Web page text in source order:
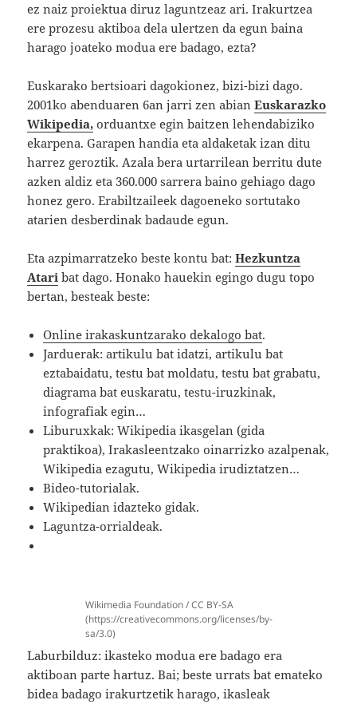
ez naiz proiektua diruz laguntzeaz ari. Irakurtzea
ere prozesu aktiboa dela ulertzen da egun baina
harago joateko modua ere badago, ezta?
Euskarako bertsioari dagokionez, bizi-bizi dago.
2001ko abenduaren 6an jarri zen abianEuskarazko
Wikipedia, orduantxe egin baitzen lehendabiziko
ekarpena. Garapen handia eta aldaketak izan ditu
harrez geroztik. Azala bera urtarrilean berritu dute
azken aldiz eta 360.000 sarrera baino gehiago dago
honez gero. Erabiltzaileek dagoeneko sortutako
atarien desberdinak badaude egun.
Eta azpimarratzeko beste kontu bat:Hezkuntza
Atari bat dago. Honako hauekin egingo dugu topo
bertan, besteak beste:
Online irakaskuntzarako dekalogo bat.
Jarduerak: artikulu bat idatzi, artikulu bat
eztabaidatu, testu bat moldatu, testu bat grabatu,
diagrama bat euskaratu, testu-iruzkinak,
infografiak egin…
Liburuxkak: Wikipedia ikasgelan (gida
praktikoa), Irakasleentzako oinarrizko azalpenak,
Wikipedia ezagutu, Wikipedia irudiztatzen…
Bideo-tutorialak.
Wikipedian idazteko gidak.
Laguntza-orrialdeak.
Wikimedia Foundation / CC BY-SA
(https://creativecommons.org/licenses/by-
sa/3.0)
Laburbilduz: ikasteko modua ere badago era
aktiboan parte hartuz. Bai; beste urrats bat emateko
bidea badago irakurtzetik harago, ikasleak